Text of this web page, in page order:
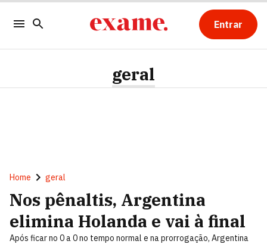
Entrar
geral
Home geral
Nos pênaltis, Argentina
elimina Holanda e vai à final
Após ficar no 0 a 0 no tempo normal e na prorrogação, Argentina